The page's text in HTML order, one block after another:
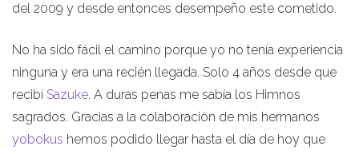
del 2009 y desde entonces desempeño este cometido.
No ha sido fácil el camino porque yo no tenía experiencia
ninguna y era una recién llegada. Solo 4 años desde que
recibí Sazuke. A duras penas me sabía los Himnos
sagrados. Gracias a la colaboración de mis hermanos
yobokus hemos podido llegar hasta el día de hoy que